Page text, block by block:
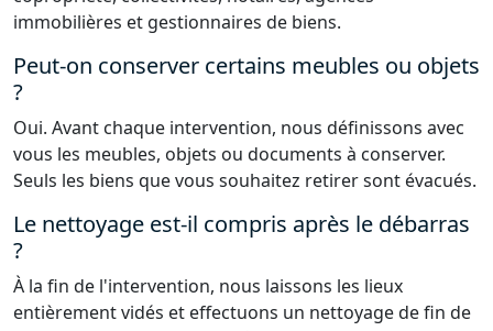
immobilières et gestionnaires de biens.
Peut-on conserver certains meubles ou objets
?
Oui. Avant chaque intervention, nous définissons avec
vous les meubles, objets ou documents à conserver.
Seuls les biens que vous souhaitez retirer sont évacués.
Le nettoyage est-il compris après le débarras
?
À la fin de l'intervention, nous laissons les lieux
entièrement vidés et effectuons un nettoyage de fin de